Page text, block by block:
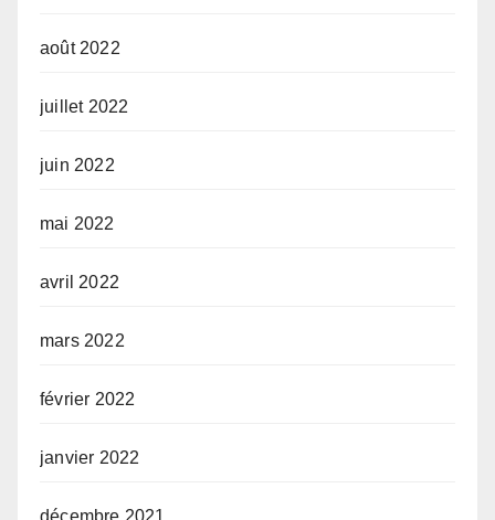
août 2022
juillet 2022
juin 2022
mai 2022
avril 2022
mars 2022
février 2022
janvier 2022
décembre 2021